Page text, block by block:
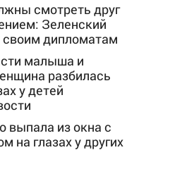
смотреть друг
Зеленский
своим дипломатам
малыша и
разбилась
у детей
выпала из окна с
на глазах у других